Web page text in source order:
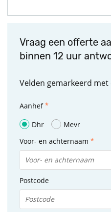
Vraag een offerte
binnen 12 uur
Velden gemarkeerd met
Aanhef
Dhr
Mevr
Voor- en achternaam
Postcode